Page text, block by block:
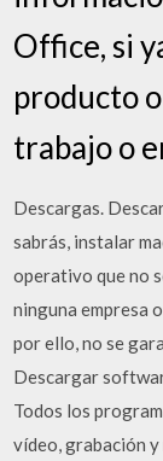
Office, si
producto
trabajo o
Descargas.
sabrás, instalar
operativo que no
ninguna empresa
por ello, no se
Descargar
Todos los
vídeo, grabación y